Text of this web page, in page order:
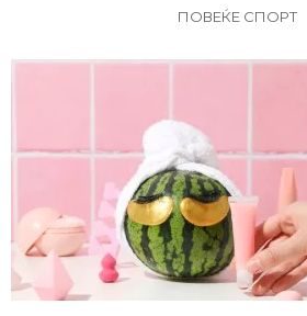
ПОВЕЌЕ СПОРТ